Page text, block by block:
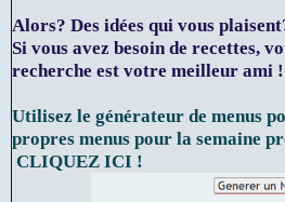
Alors? Des idées qui vous
Si vous avez besoin de recettes,
recherche est votre meilleur ami
Utilisez le générateur de menus
propres menus pour la semaine
CLIQUEZ ICI !